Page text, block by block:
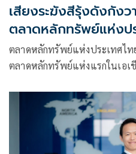
เสียงระฆังสีรุ้งดังกังว
ตลาดหลักทรัพย์แห่งป
แห่งความเสมอภาคแล
เศรษฐกิจของกลุ่ม
ตลาดหลักทรัพย์แห่งประเทศไท
ตลาดหลักทรัพย์แห่งแรกในเอเ